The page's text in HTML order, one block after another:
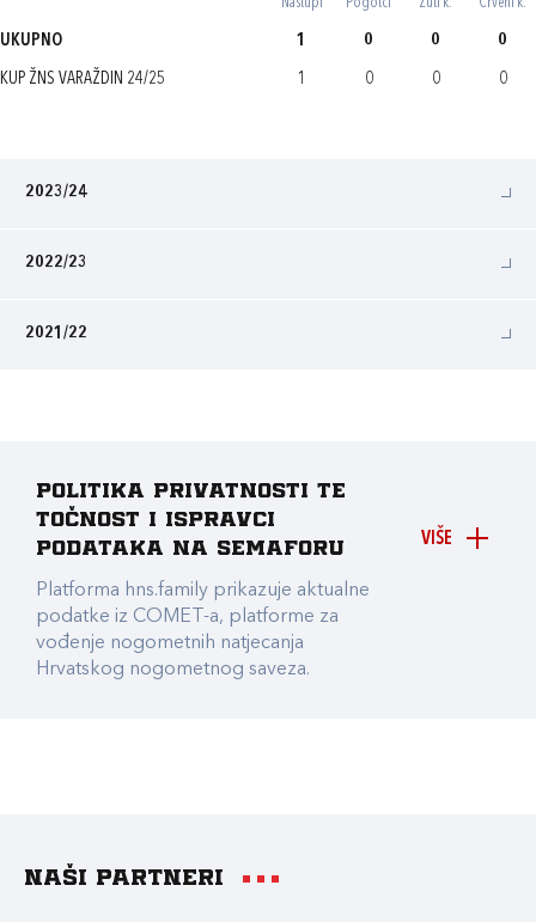
UKUPNO 1 0 0 0
KUP ŽNS VARAŽDIN 24/25 1 0 0 0
2023/24
2022/23
2021/22
VIŠE
Politika privatnosti te
točnost i ispravci
podataka na Semaforu
Platforma hns.family prikazuje aktualne
podatke iz COMET-a, platforme za
vođenje nogometnih natjecanja
Hrvatskog nogometnog saveza.
Naši partneri